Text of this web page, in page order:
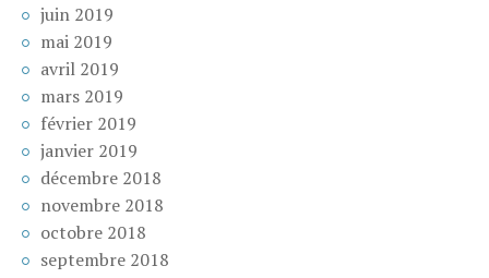
juin 2019
mai 2019
avril 2019
mars 2019
février 2019
janvier 2019
décembre 2018
novembre 2018
octobre 2018
septembre 2018